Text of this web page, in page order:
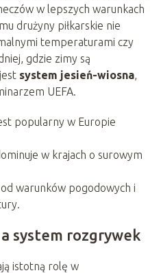
w lepszych warunkach
drużyny piłkarskie nie
temperaturami czy
gdzie zimy są
system jesień-wiosna,
UEFA.
popularny w Europie
w krajach o surowym
warunków pogodowych i
system rozgrywek
istotną rolę w